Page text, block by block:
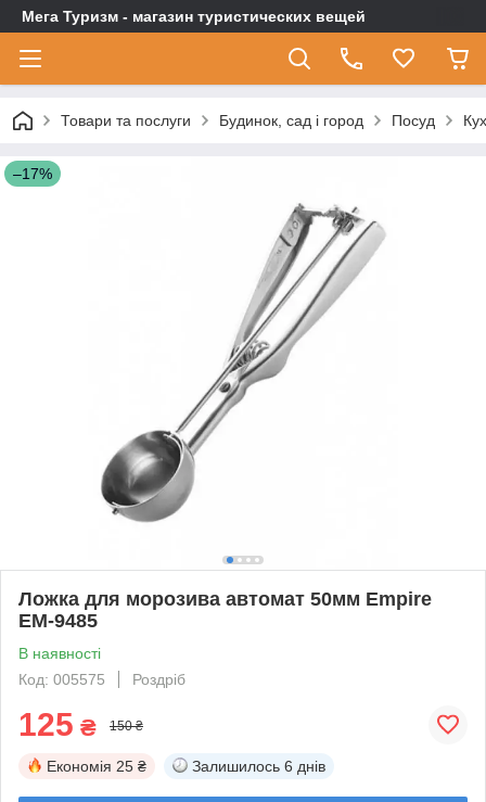
Мега Туризм - магазин туристических вещей
Товари та послуги Будинок, сад і город Посуд
–17%
Ложка для морозива автомат 50мм Empire
EM-9485
В наявності
Код: 005575
Роздріб
125 ₴ 150 ₴
Економія 25 ₴ Залишилось 6 днів